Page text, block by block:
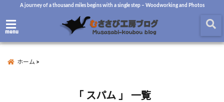
A journey of a thousand miles begins with a single step – Woodworking and Photos
menu
ホーム
「 スパム 」 一覧